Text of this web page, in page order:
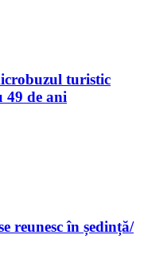
turistic
49 de ani
reunesc în ședință/